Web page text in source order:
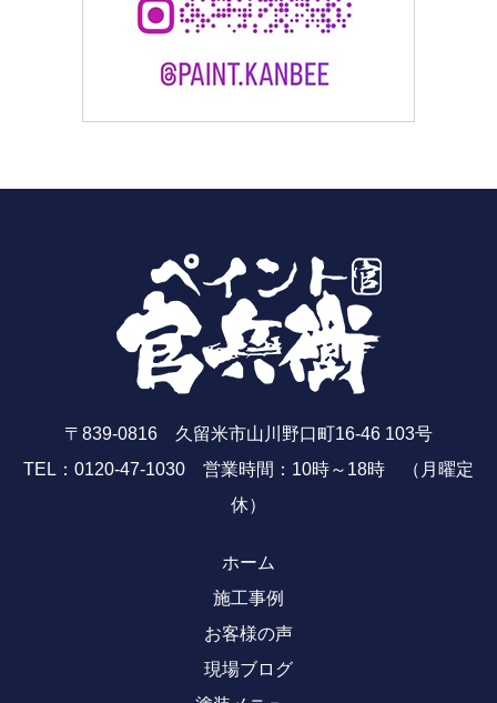
〒839-0816 久留米市山川野口町16-46 103号
TEL：0120-47-1030 営業時間：10時～18時 （月曜定
休）
ホーム
施工事例
お客様の声
現場ブログ